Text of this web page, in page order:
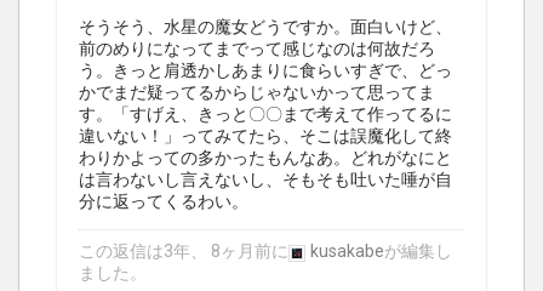
そうそう、水星の魔女どうですか。面白いけど、
前のめりになってまでって感じなのは何故だろ
う。きっと肩透かしあまりに食らいすぎで、どっ
かでまだ疑ってるからじゃないかって思ってま
す。「すげえ、きっと〇〇まで考えて作ってるに
違いない！」ってみてたら、そこは誤魔化して終
わりかよっての多かったもんなあ。どれがなにと
は言わないし言えないし、そもそも吐いた唾が自
分に返ってくるわい。
この返信は3年、 8ヶ月前に kusakabeが編集し
ました。